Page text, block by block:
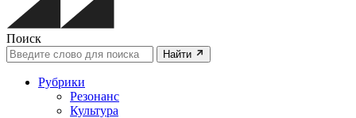
Поиск
Найти
Рубрики
Резонанс
Культура